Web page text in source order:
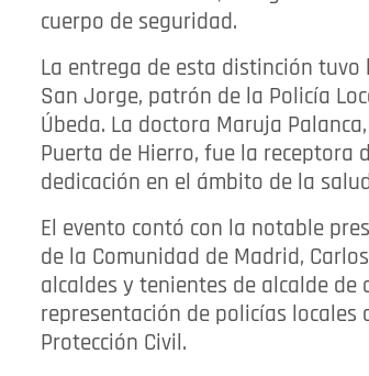
cuerpo de seguridad.
La entrega de esta distinción
San Jorge, patrón de la Policía
Úbeda. La doctora Maruja
Puerta de Hierro, fue la receptora
dedicación en el ámbito de la
El evento contó con la notable
de la Comunidad de Madrid,
alcaldes y tenientes de alcalde de
representación de policías locales
Protección Civil.